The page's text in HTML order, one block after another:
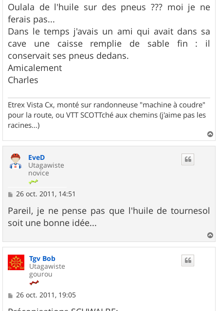
s
s
a
g
e
Oulala de l'huile sur des pneus ??? moi je ne
ferais pas...
Dans le temps j'avais un ami qui avait dans sa
cave une caisse remplie de sable fin : il
conservait ses pneus dedans.
Amicalement
Charles
Etrex Vista Cx, monté sur randonneuse "machine à coudre"
pour la route, ou VTT SCOTTché aux chemins (j'aime pas les
racines...)
a
EveD
Utagawiste
novice
M
s
s
a
e
26 oct. 2011, 14:51
Pareil, je ne pense pas que l'huile de tournesol
soit une bonne idée...
a
Tgv Bob
Utagawiste
gourou
M
26 oct. 2011, 19:05